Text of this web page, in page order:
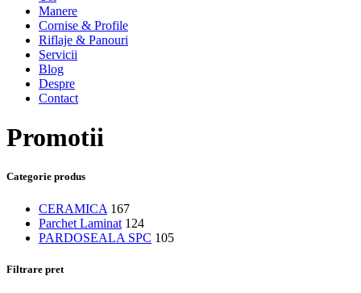
Manere
Cornise & Profile
Riflaje & Panouri
Servicii
Blog
Despre
Contact
Promotii
Categorie produs
CERAMICA 167
Parchet Laminat 124
PARDOSEALA SPC 105
Filtrare pret